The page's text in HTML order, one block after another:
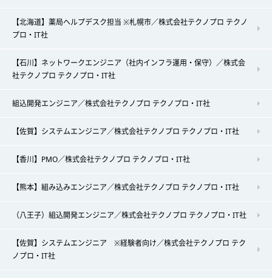
【北海道】薬局ヘルプデスク担当 ※札幌市／株式会社テクノプロ テクノ
プロ・IT社
【石川】ネットワークエンジニア（社内インフラ運用・保守）／株式会
社テクノプロ テクノプロ・IT社
組込開発エンジニア／株式会社テクノプロ テクノプロ・IT社
【佐賀】システムエンジニア／株式会社テクノプロ テクノプロ・IT社
【香川】PMO／株式会社テクノプロ テクノプロ・IT社
【熊本】組み込みエンジニア／株式会社テクノプロ テクノプロ・IT社
（八王子）組込開発エンジニア／株式会社テクノプロ テクノプロ・IT社
【佐賀】システムエンジニア ※経験者向け／株式会社テクノプロ テク
ノプロ・IT社